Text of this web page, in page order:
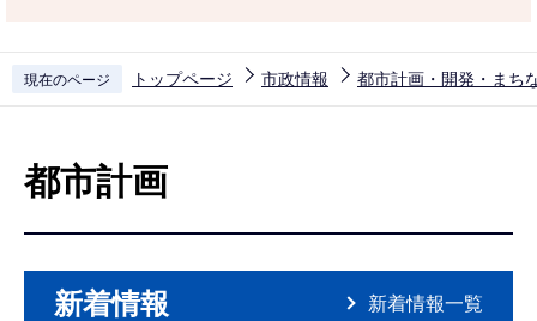
現在のページ トップページ 市政情報 都市計画・開発・まち
都市計画
新着情報 新着情報一覧